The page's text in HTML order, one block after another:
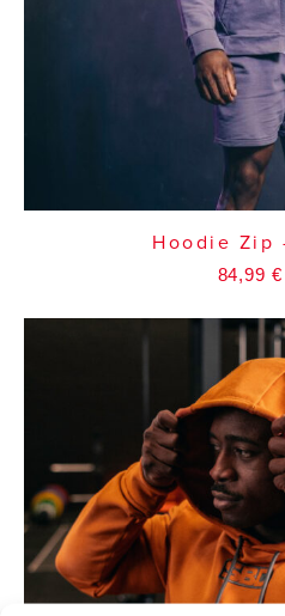
Hoodie Zip
84,99 €